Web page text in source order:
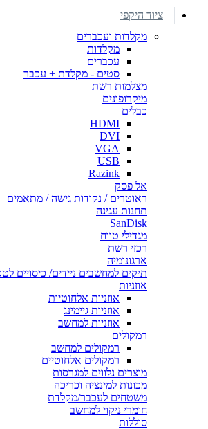
ציוד היקפי
מקלדות ועכברים
מקלדות
עכברים
סטים - מקלדת + עכבר
מצלמות רשת
מיקרופונים
כבלים
HDMI
DVI
VGA
USB
Razink
אל פסק
ראוטרים / נקודות גישה / מתאמים
תחנות עגינה
SanDisk
מגדילי טווח
רכזי רשת
ארגונומיה
תיקים למחשבים ניידים/ כיסויים
אוזניות
אוזניות אלחוטיות
אוזניות גיימינג
אוזניות למחשב
רמקולים
רמקולים למחשב
רמקולים אלחוטיים
מוצרים נלווים למגרסות
מכונות למינציה וכריכה
משטחים לעכבר/מקלדת
חומרי ניקוי למחשב
סוללות